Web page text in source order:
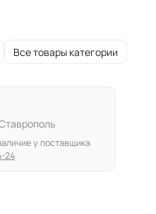
Все товары категории
у поставщика
24.